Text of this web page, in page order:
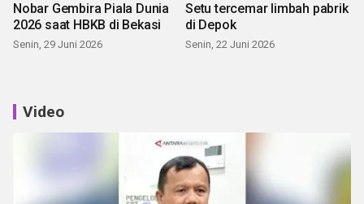
Nobar Gembira Piala Dunia
2026 saat HBKB di Bekasi
Senin, 29 Juni 2026
Setu tercemar limbah pabrik
di Depok
Senin, 22 Juni 2026
Video